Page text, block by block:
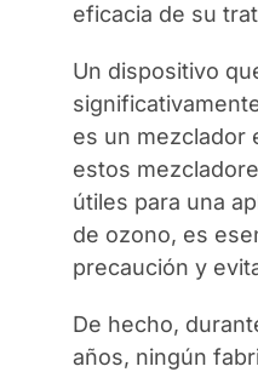
eficacia de su
Un dispositivo
es un mezclador
estos
útiles para una
de ozono, es
precaución y
De hecho,
años, ningún